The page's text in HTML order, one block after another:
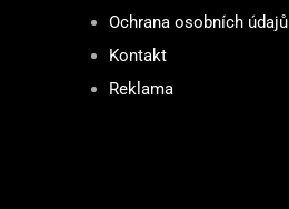
Ochrana osobních údajů
Kontakt
Reklama